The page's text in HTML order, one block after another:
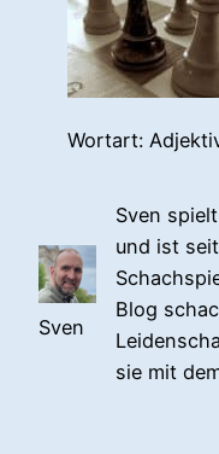
Wortart:
Sven
Sven
und ist
Blog
sie mit